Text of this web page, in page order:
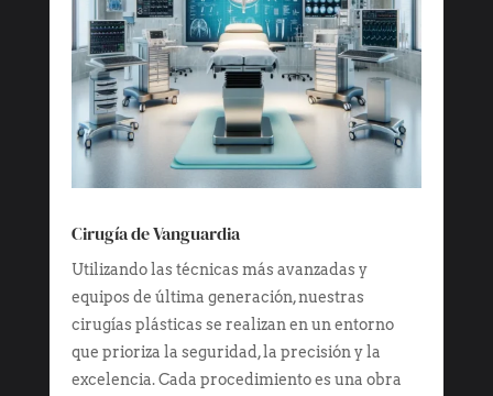
Cirugía de Vanguardia
Utilizando las técnicas más avanzadas y
equipos de última generación, nuestras
cirugías plásticas se realizan en un entorno
que prioriza la seguridad, la precisión y la
excelencia. Cada procedimiento es una obra